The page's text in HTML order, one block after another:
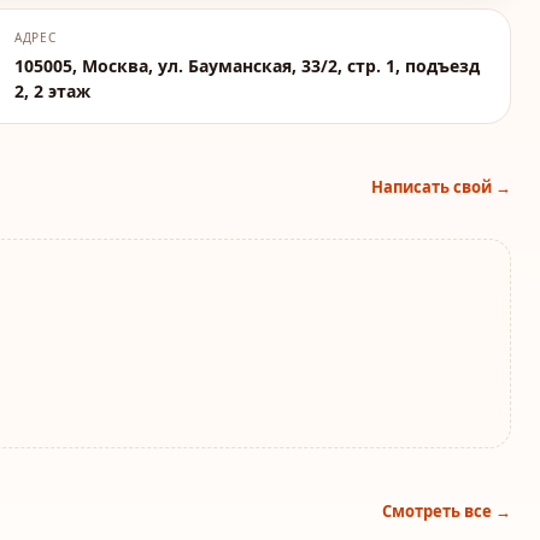
АДРЕС
105005, Москва, ул. Бауманская, 33/2, стр. 1, подъезд
2, 2 этаж
Написать свой →
Смотреть все →